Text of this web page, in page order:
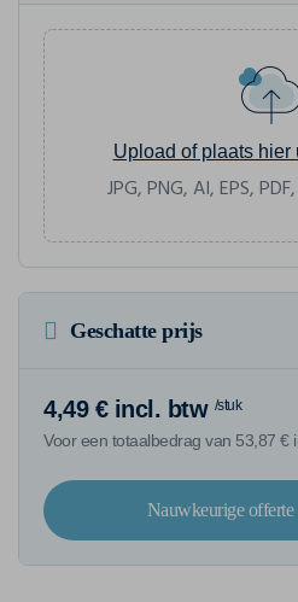
Upload of plaats hier
JPG, PNG, AI, EPS,
Geschatte prijs
4,49 € incl. btw /stuk
Voor een totaalbedrag van 53,87 €
Nauwkeurige offerte